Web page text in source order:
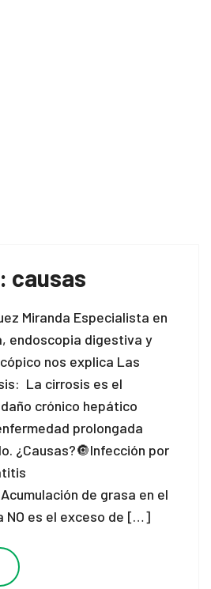
causas
Miranda Especialista en
endoscopia digestiva y
nos explica Las
La cirrosis es el
crónico hepático
prolongada
¿Causas?🔘Infección por
de grasa en el
NO es el exceso de […]